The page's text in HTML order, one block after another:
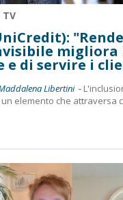
TV
migliora
e di servire i
Libertini -
elemento che attraversa